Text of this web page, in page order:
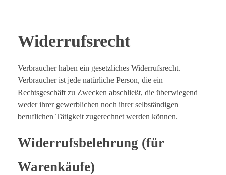
Widerrufsrecht
Verbraucher haben ein gesetzliches Widerrufsrecht.
Verbraucher ist jede natürliche Person, die ein
Rechtsgeschäft zu Zwecken abschließt, die überwiegend
weder ihrer gewerblichen noch ihrer selbständigen
beruflichen Tätigkeit zugerechnet werden können.
Widerrufsbelehrung (für
Warenkäufe)